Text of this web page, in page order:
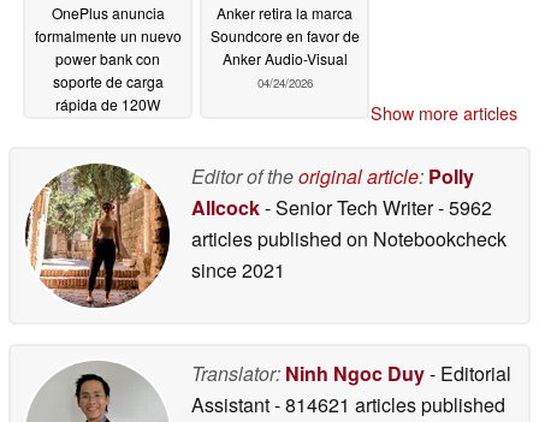
OnePlus anuncia
formalmente un nuevo
power bank con
soporte de carga
rápida de 120W
Anker retira la marca
Soundcore en favor de
Anker Audio-Visual
04/24/2026
Show more articles
Editor of theoriginal article: Polly
Allcock- Senior Tech Writer- 5962
articles published on Notebookcheck
since 2021
Translator: Ninh Ngoc Duy- Editorial
Assistant- 814621 articles published